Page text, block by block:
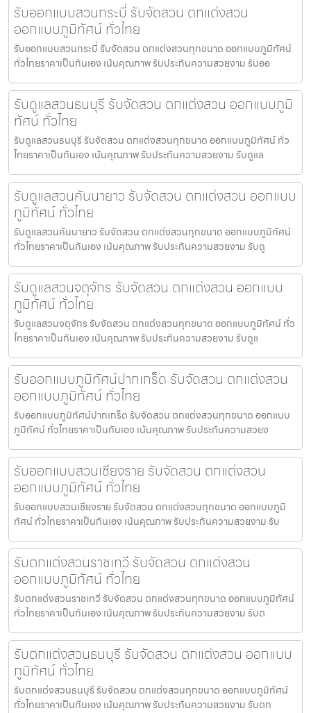
รับออกแบบสวนกระบี่ รับจัดสวน ตกแต่งสวน
ออกแบบภูมิทัศน์ ทั่วไทย
รับออกแบบสวนกระบี่ รับจัดสวน ตกแต่งสวนทุกขนาด ออกแบบภูมิทัศน์
ทั่วไทยราคาเป็นกันเอง เน้นคุณภาพ รับประกันความสวยงาม รับออ
รับดูแลสวนธนบุรี รับจัดสวน ตกแต่งสวน ออกแบบภูมิ
ทัศน์ ทั่วไทย
รับดูแลสวนธนบุรี รับจัดสวน ตกแต่งสวนทุกขนาด ออกแบบภูมิทัศน์ ทั่ว
ไทยราคาเป็นกันเอง เน้นคุณภาพ รับประกันความสวยงาม รับดูแล
รับดูแลสวนคันนายาว รับจัดสวน ตกแต่งสวน ออกแบบ
ภูมิทัศน์ ทั่วไทย
รับดูแลสวนคันนายาว รับจัดสวน ตกแต่งสวนทุกขนาด ออกแบบภูมิทัศน์
ทั่วไทยราคาเป็นกันเอง เน้นคุณภาพ รับประกันความสวยงาม รับดู
รับดูแลสวนจตุจักร รับจัดสวน ตกแต่งสวน ออกแบบ
ภูมิทัศน์ ทั่วไทย
รับดูแลสวนจตุจักร รับจัดสวน ตกแต่งสวนทุกขนาด ออกแบบภูมิทัศน์ ทั่ว
ไทยราคาเป็นกันเอง เน้นคุณภาพ รับประกันความสวยงาม รับดูแ
รับออกแบบภูมิทัศน์ปากเกร็ด รับจัดสวน ตกแต่งสวน
ออกแบบภูมิทัศน์ ทั่วไทย
รับออกแบบภูมิทัศน์ปากเกร็ด รับจัดสวน ตกแต่งสวนทุกขนาด ออกแบบ
ภูมิทัศน์ ทั่วไทยราคาเป็นกันเอง เน้นคุณภาพ รับประกันความสวยง
รับออกแบบสวนเชียงราย รับจัดสวน ตกแต่งสวน
ออกแบบภูมิทัศน์ ทั่วไทย
รับออกแบบสวนเชียงราย รับจัดสวน ตกแต่งสวนทุกขนาด ออกแบบภูมิ
ทัศน์ ทั่วไทยราคาเป็นกันเอง เน้นคุณภาพ รับประกันความสวยงาม รับ
รับตกแต่งสวนราชเทวี รับจัดสวน ตกแต่งสวน
ออกแบบภูมิทัศน์ ทั่วไทย
รับตกแต่งสวนราชเทวี รับจัดสวน ตกแต่งสวนทุกขนาด ออกแบบภูมิทัศน์
ทั่วไทยราคาเป็นกันเอง เน้นคุณภาพ รับประกันความสวยงาม รับต
รับตกแต่งสวนธนบุรี รับจัดสวน ตกแต่งสวน ออกแบบ
ภูมิทัศน์ ทั่วไทย
รับตกแต่งสวนธนบุรี รับจัดสวน ตกแต่งสวนทุกขนาด ออกแบบภูมิทัศน์
ทั่วไทยราคาเป็นกันเอง เน้นคุณภาพ รับประกันความสวยงาม รับตก